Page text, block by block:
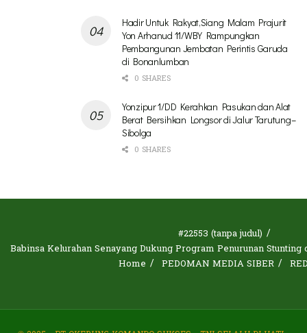
Hadir Untuk Rakyat,Siang Malam Prajurit
Yon Arhanud 11/WBY Rampungkan
Pembangunan Jembatan Perintis Garuda
di Bonanlumban
0 SHARES
Yonzipur 1/DD Kerahkan Pasukan dan Alat
Berat Bersihkan Longsor di Jalur Tarutung–
Sibolga
0 SHARES
#22553 (tanpa judul)
Babinsa Kelurahan Senayang Dukung Program Penurunan
Home
PEDOMAN MEDIA SIBER